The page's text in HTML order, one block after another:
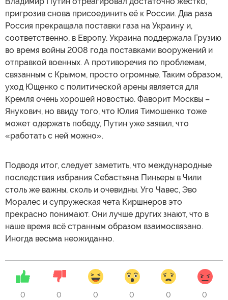
пригрозив снова присоединить её к России. Два раза
Россия прекращала поставки газа на Украину и,
соответственно, в Европу. Украина поддержала Грузию
во время войны 2008 года поставками вооружений и
отправкой военных. А противоречия по проблемам,
связанным с Крымом, просто огромные. Таким образом,
уход Ющенко с политической арены является для
Кремля очень хорошей новостью. Фаворит Москвы –
Янукович, но ввиду того, что Юлия Тимошенко тоже
может одержать победу, Путин уже заявил, что
«работать с ней можно».
Подводя итог, следует заметить, что международные
последствия избрания Себастьяна Пиньеры в Чили
столь же важны, сколь и очевидны. Уго Чавес, Эво
Моралес и супружеская чета Киршнеров это
прекрасно понимают. Они лучше других знают, что в
наше время всё странным образом взаимосвязано.
Иногда весьма неожиданно.
0 0 0 0 0 0